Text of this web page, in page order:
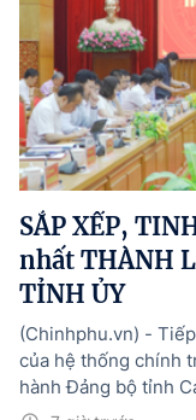
SẮP XẾP,
nhất THÀNH
TỈNH ỦY
(Chinhphu.vn) -
của hệ thống chính
hành Đảng bộ tỉnh